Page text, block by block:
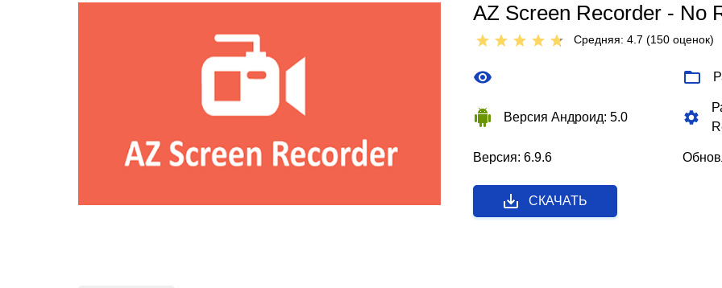
AZ Screen Recorder - No
Средняя: 4.7 (150 оценок)
Версия Андроид: 5.0
Версия: 6.9.6
СКАЧАТЬ